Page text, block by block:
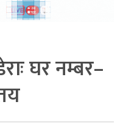
घर नम्बर–